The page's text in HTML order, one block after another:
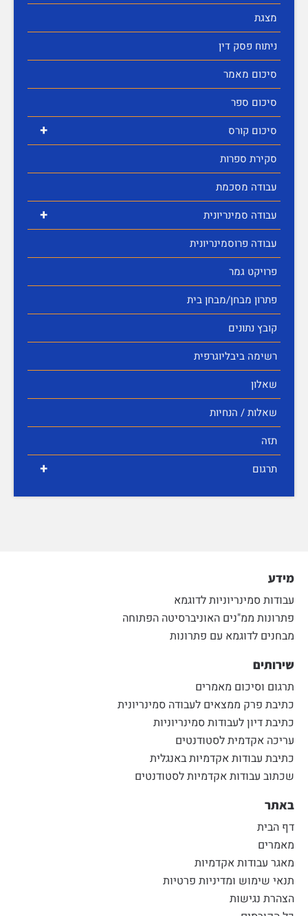
מצגת
ניתוח פסק דין
סיכום מאמר
סיכום ספר
+
סיכום קורס
סקירת ספרות
עבודה מסכמת
+
עבודה סמינריונית
עבודה פרוסמינריונית
פרויקט גמר
פתרון מבחן/מבחן בית
קובץ נתונים
רשימה ביבליוגרפית
שאלון
שאלות / הנחיות
תזה
+ תרגום
מידע
עבודות סמינריוניות לדוגמא
פתרונות ממ"נים האוניברסיטה הפתוחה
מבחנים לדוגמא עם פתרונות
שירותים
תרגום וסיכום מאמרים
כתיבת פרק ממצאים לעבודה סמינריונית
כתיבת דיון לעבודות סמינריוניות
עריכה אקדמית לסטודנטים
כתיבת עבודות אקדמיות באנגלית
שכתוב עבודות אקדמיות לסטודנטים
באתר
דף הבית
מאמרים
מאגר עבודות אקדמיות
תנאי שימוש ומדיניות פרטיות
הצהרת נגישות